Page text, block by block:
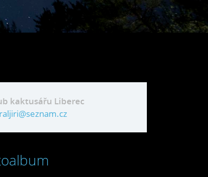
kaktusářu Liberec